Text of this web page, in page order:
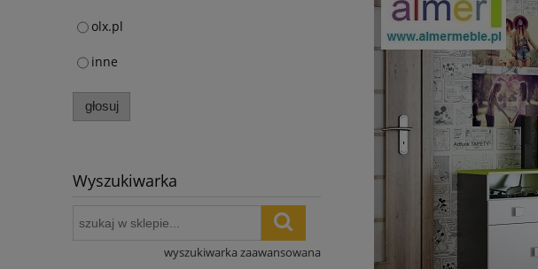
olx.pl
inne
głosuj
Wyszukiwarka
wyszukiwarka zaawansowana